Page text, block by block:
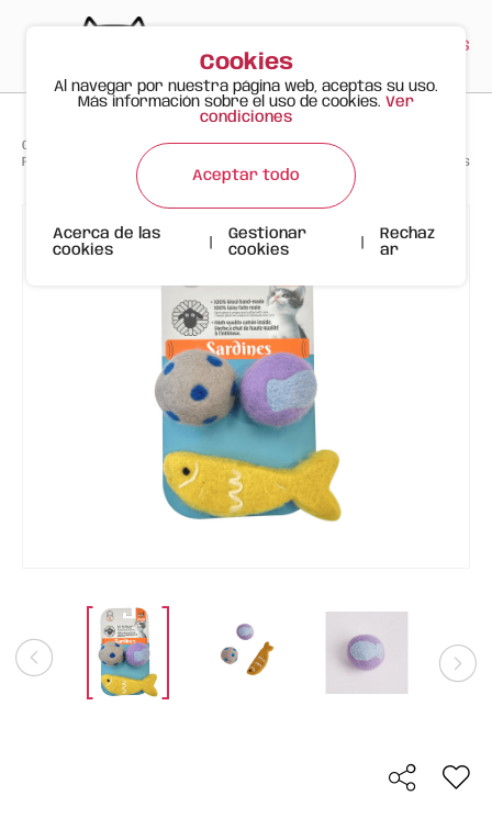
ES
Gato Feliz Productos > >
FOFOS Sardine Wool Toy 3pk – Juguetes de Lana con Catnip para Gatos
Cookies
Al navegar por nuestra página web, aceptas su uso.
Más información sobre el uso de cookies. Ver
condiciones
Aceptar todo
Acerca de las
cookies
Gestionar
cookies
Rechaz
ar